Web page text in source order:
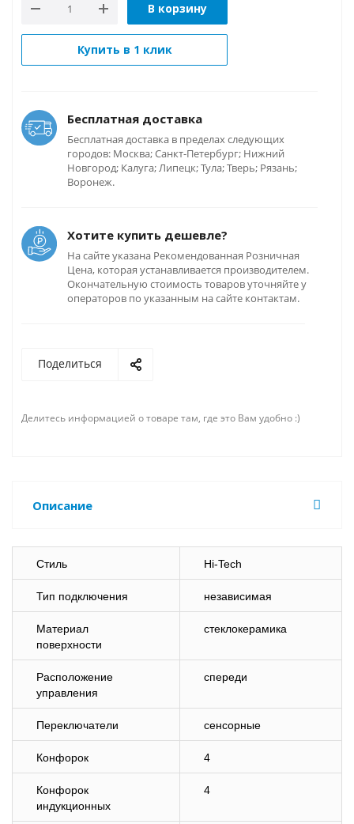
В корзину
Купить в 1 клик
Бесплатная доставка
Бесплатная доставка в пределах следующих
городов: Москва; Санкт-Петербург; Нижний
Новгород; Калуга; Липецк; Тула; Тверь; Рязань;
Воронеж.
Хотите купить дешевле?
На сайте указана Рекомендованная Розничная
Цена, которая устанавливается производителем.
Окончательную стоимость товаров уточняйте у
операторов по указанным на сайте контактам.
Поделиться
Делитесь информацией о товаре там, где это Вам удобно :)
Описание
Стиль Hi-Tech
Тип подключения независимая
Материал
поверхности
стеклокерамика
Расположение
управления
спереди
Переключатели сенсорные
Конфорок 4
Конфорок
индукционных
4